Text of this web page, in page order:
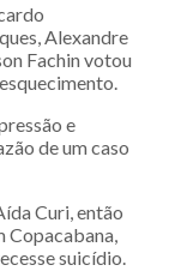
Alexandre
Fachin votou
e
de um caso
Curi, então
Copacabana,
suicídio.